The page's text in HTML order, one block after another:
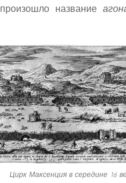
название
Цирк Максенция в середине 16